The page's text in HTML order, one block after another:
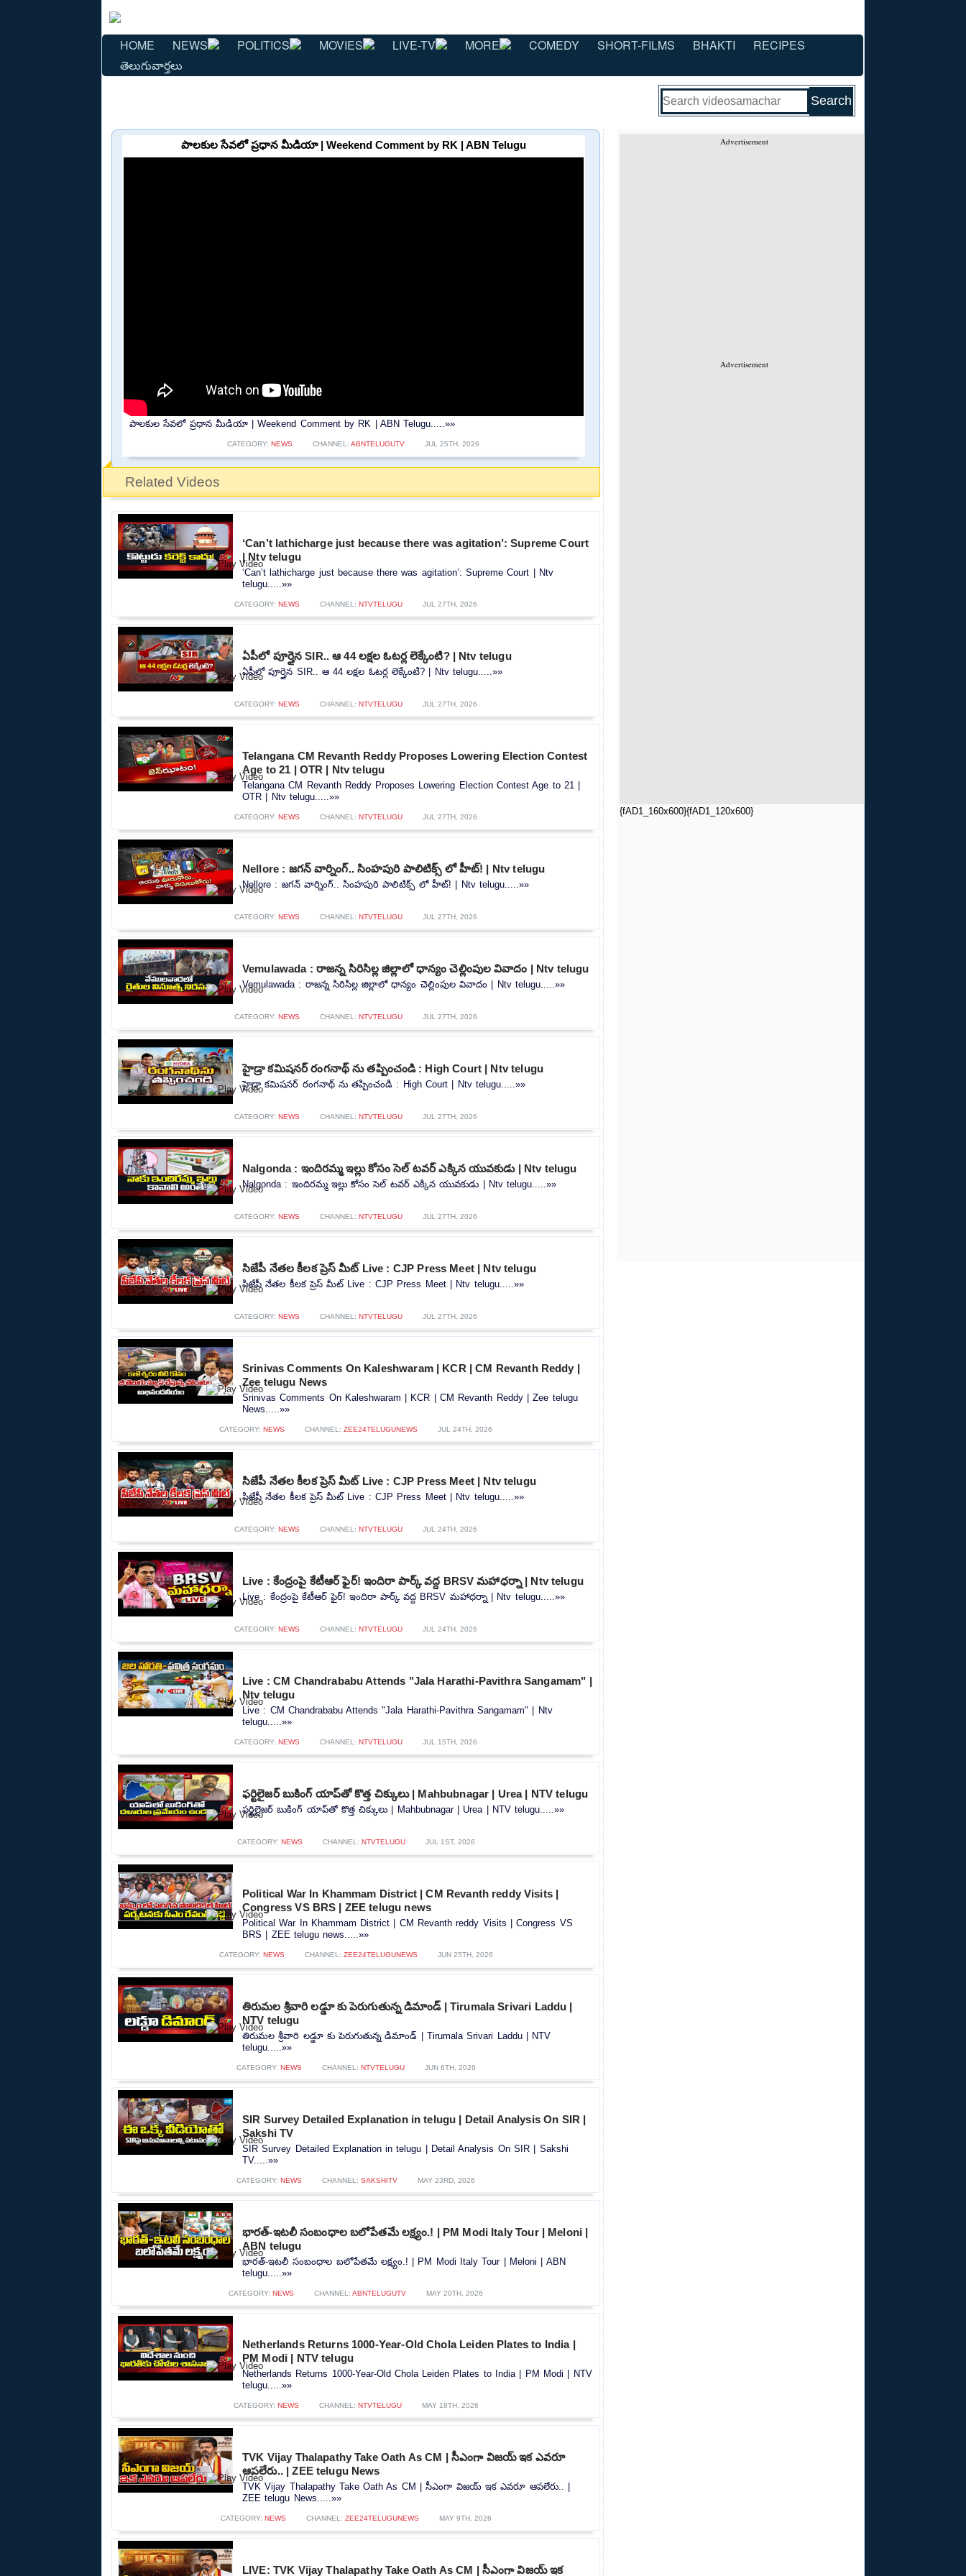
HOME NEWS POLITICS MOVIES LIVE-TV MORE COMEDY SHORT-FILMS BHAKTI
RECIPES
తెలుగువార్తలు
Advertisement
Advertisement
{fAD1_160x600}{fAD1_120x600}
పాలకుల సేవలో ప్రధాన మీడియా | Weekend Comment by RK | ABN Telugu
పాలకుల సేవలో ప్రధాన మీడియా | Weekend Comment by RK | ABN Telugu.....»»
CATEGORY: NEWS CHANNEL:ABNTELUGUTV JUL 25TH, 2026
Related Videos
‘Can’t lathicharge just because there was agitation’: Supreme Court
| Ntv telugu
‘Can’t lathicharge just because there was agitation’: Supreme Court | Ntv
telugu.....»»
CATEGORY: NEWS CHANNEL: NTVTELUGU JUL 27TH, 2026
ఏపీలో పూర్తైన SIR.. ఆ 44 లక్షల ఓటర్ల లెక్కేంటి? | Ntv telugu
ఏపీలో పూర్తైన SIR.. ఆ 44 లక్షల ఓటర్ల లెక్కేంటి? | Ntv telugu.....»»
CATEGORY: NEWS CHANNEL: NTVTELUGU JUL 27TH, 2026
Telangana CM Revanth Reddy Proposes Lowering Election Contest
Age to 21 | OTR | Ntv telugu
Telangana CM Revanth Reddy Proposes Lowering Election Contest Age to 21 |
OTR | Ntv telugu.....»»
CATEGORY: NEWS CHANNEL: NTVTELUGU JUL 27TH, 2026
Nellore : జగన్ వార్నింగ్.. సింహపురి పాలిటిక్స్ లో హీట్! | Ntv telugu
Nellore : జగన్ వార్నింగ్.. సింహపురి పాలిటిక్స్ లో హీట్! | Ntv telugu.....»»
CATEGORY: NEWS CHANNEL: NTVTELUGU JUL 27TH, 2026
Vemulawada : రాజన్న సిరిసిల్ల జిల్లాలో ధాన్యం చెల్లింపుల వివాదం | Ntv telugu
Vemulawada : రాజన్న సిరిసిల్ల జిల్లాలో ధాన్యం చెల్లింపుల వివాదం | Ntv telugu.....»»
CATEGORY: NEWS CHANNEL: NTVTELUGU JUL 27TH, 2026
హైడ్రా కమిషనర్ రంగనాథ్ ను తప్పించండి : High Court | Ntv telugu
హైడ్రా కమిషనర్ రంగనాథ్ ను తప్పించండి : High Court | Ntv telugu.....»»
CATEGORY: NEWS CHANNEL: NTVTELUGU JUL 27TH, 2026
Nalgonda : ఇందిరమ్మ ఇల్లు కోసం సెల్ టవర్ ఎక్కిన యువకుడు | Ntv telugu
Nalgonda : ఇందిరమ్మ ఇల్లు కోసం సెల్ టవర్ ఎక్కిన యువకుడు | Ntv telugu.....»»
CATEGORY: NEWS CHANNEL: NTVTELUGU JUL 27TH, 2026
సిజేపీ నేతల కీలక ప్రెస్ మీట్ Live : CJP Press Meet | Ntv telugu
సిజేపీ నేతల కీలక ప్రెస్ మీట్ Live : CJP Press Meet | Ntv telugu.....»»
CATEGORY: NEWS CHANNEL: NTVTELUGU JUL 27TH, 2026
Srinivas Comments On Kaleshwaram | KCR | CM Revanth Reddy |
Zee telugu News
Srinivas Comments On Kaleshwaram | KCR | CM Revanth Reddy | Zee telugu
News.....»»
CATEGORY: NEWS CHANNEL: ZEE24TELUGUNEWS JUL 24TH, 2026
సిజేపీ నేతల కీలక ప్రెస్ మీట్ Live : CJP Press Meet | Ntv telugu
సిజేపీ నేతల కీలక ప్రెస్ మీట్ Live : CJP Press Meet | Ntv telugu.....»»
CATEGORY: NEWS CHANNEL: NTVTELUGU JUL 24TH, 2026
Live : కేంద్రంపై కేటీఆర్ ఫైర్! ఇందిరా పార్క్ వద్ద BRSV మహాధర్నా | Ntv telugu
Live : కేంద్రంపై కేటీఆర్ ఫైర్! ఇందిరా పార్క్ వద్ద BRSV మహాధర్నా | Ntv telugu.....»»
CATEGORY: NEWS CHANNEL: NTVTELUGU JUL 24TH, 2026
Live : CM Chandrababu Attends "Jala Harathi-Pavithra Sangamam" |
Ntv telugu
Live : CM Chandrababu Attends "Jala Harathi-Pavithra Sangamam" | Ntv
telugu.....»»
CATEGORY: NEWS CHANNEL: NTVTELUGU JUL 15TH, 2026
ఫర్టిలైజర్ బుకింగ్ యాప్‌తో కొత్త చిక్కులు | Mahbubnagar | Urea | NTV telugu
ఫర్టిలైజర్ బుకింగ్ యాప్‌తో కొత్త చిక్కులు | Mahbubnagar | Urea | NTV telugu.....»»
CATEGORY: NEWS CHANNEL: NTVTELUGU JUL 1ST, 2026
Political War In Khammam District | CM Revanth reddy Visits |
Congress VS BRS | ZEE telugu news
Political War In Khammam District | CM Revanth reddy Visits | Congress VS
BRS | ZEE telugu news.....»»
CATEGORY: NEWS CHANNEL: ZEE24TELUGUNEWS JUN 25TH, 2026
తిరుమల శ్రీవారి లడ్డూ కు పెరుగుతున్న డిమాండ్ | Tirumala Srivari Laddu |
NTV telugu
తిరుమల శ్రీవారి లడ్డూ కు పెరుగుతున్న డిమాండ్ | Tirumala Srivari Laddu | NTV
telugu.....»»
CATEGORY: NEWS CHANNEL: NTVTELUGU JUN 6TH, 2026
SIR Survey Detailed Explanation in telugu | Detail Analysis On SIR |
Sakshi TV
SIR Survey Detailed Explanation in telugu | Detail Analysis On SIR | Sakshi
TV.....»»
CATEGORY: NEWS CHANNEL: SAKSHITV MAY 23RD, 2026
భారత్-ఇటలీ సంబంధాల బలోపేతమే లక్ష్యం.! | PM Modi Italy Tour | Meloni |
ABN telugu
భారత్-ఇటలీ సంబంధాల బలోపేతమే లక్ష్యం.! | PM Modi Italy Tour | Meloni | ABN
telugu.....»»
CATEGORY: NEWS CHANNEL: ABNTELUGUTV MAY 20TH, 2026
Netherlands Returns 1000-Year-Old Chola Leiden Plates to India |
PM Modi | NTV telugu
Netherlands Returns 1000-Year-Old Chola Leiden Plates to India | PM Modi | NTV
telugu.....»»
CATEGORY: NEWS CHANNEL: NTVTELUGU MAY 18TH, 2026
TVK Vijay Thalapathy Take Oath As CM | సీఎంగా విజయ్ ఇక ఎవరూ
ఆపలేరు.. | ZEE telugu News
TVK Vijay Thalapathy Take Oath As CM | సీఎంగా విజయ్ ఇక ఎవరూ ఆపలేరు.. |
ZEE telugu News.....»»
CATEGORY: NEWS CHANNEL: ZEE24TELUGUNEWS MAY 9TH, 2026
LIVE: TVK Vijay Thalapathy Take Oath As CM | సీఎంగా విజయ్ ఇక